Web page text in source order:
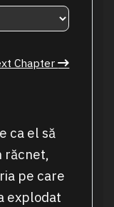
Chapter
ca el să
răcnet,
pe care
explodat